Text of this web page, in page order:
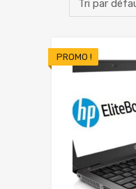
PROMO !